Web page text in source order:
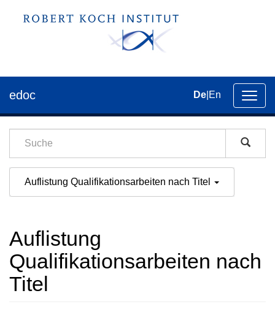
der
edoc De En
Auflistung Qualifikationsarbeiten nach Titel
Auflistung
Qualifikationsarbeiten nach
Titel